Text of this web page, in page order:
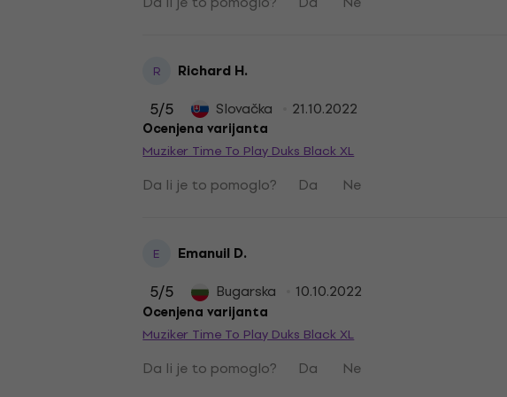
R Richard H.
5/5 Slovačka 21.10.2022
Ocenjena varijanta
Muziker Time To Play Duks Black XL
Da li je to pomoglo? Da Ne
E Emanuil D.
5/5 Bugarska 10.10.2022
Ocenjena varijanta
Muziker Time To Play Duks Black XL
Da li je to pomoglo? Da Ne